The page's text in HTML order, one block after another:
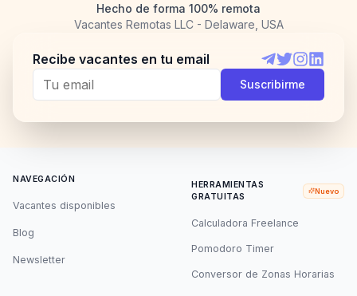
Hecho de forma 100% remota
Vacantes Remotas LLC - Delaware, USA
Recibe vacantes en tu email
Telegram
TwitterInstagram
Suscribirme
NAVEGACIÓN
Vacantes disponibles
Blog
Newsletter
HERRAMIENTAS
GRATUITAS
Nuevo
Calculadora Freelance
Pomodoro Timer
Conversor de Zonas Horarias